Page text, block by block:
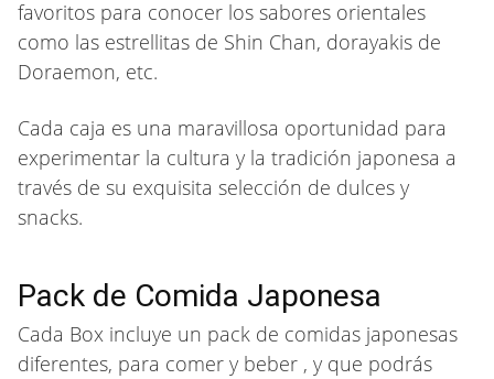
favoritos para conocer los sabores orientales
como las estrellitas de Shin Chan, dorayakis de
Doraemon, etc.
Cada caja es una maravillosa oportunidad para
experimentar la cultura y la tradición japonesa a
través de su exquisita selección de dulces y
snacks.
Pack de Comida Japonesa
Cada Box incluye un pack de comidas japonesas
diferentes, para comer y beber , y que podrás